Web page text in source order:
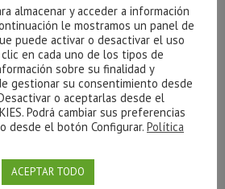
creativite cuidados básicos Cvital
gracias hidrófila higieneIndiba
manchas Maquillaje
Nutricosmética oxigenación Phyt´s
ritual serum solsorteoverano
almacenar y acceder a información
le mostramos un panel de
puede activar o desactivar el uso
en cada uno de los tipos de
sobre su finalidad y
gestionar su consentimiento desde
o aceptarlas desde el
Podrá cambiar sus preferencias
desde el botón Configurar. Política
ACEPTAR TODO